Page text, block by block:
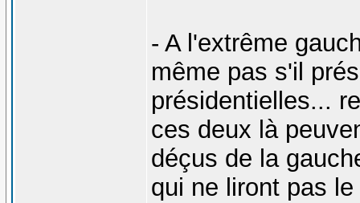
- A l'extrême
même pas s'il
présidentielles...
ces deux là
déçus de la
qui ne liront pas